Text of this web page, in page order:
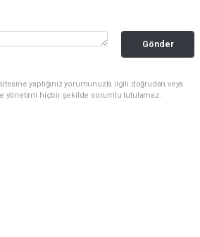
Gönder
yaptığınız yorumunuzla ilgili doğrudan veya
yönetimi hiçbir şekilde sorumlu tutulamaz.